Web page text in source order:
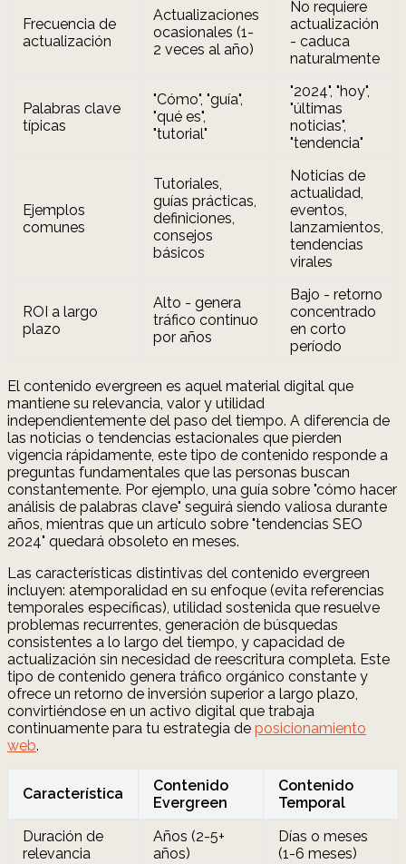
Frecuencia de
actualización
Actualizaciones
ocasionales (1-
2 veces al año)
No requiere
actualización
- caduca
naturalmente
Palabras clave
típicas
"Cómo", "guía",
"qué es",
"tutorial"
"2024", "hoy",
"últimas
noticias",
"tendencia"
Ejemplos
comunes
Tutoriales,
guías prácticas,
definiciones,
consejos
básicos
Noticias de
actualidad,
eventos,
lanzamientos,
tendencias
virales
ROI a largo
plazo
Alto - genera
tráfico continuo
por años
Bajo - retorno
concentrado
en corto
período
El contenido evergreen es aquel material digital que
mantiene su relevancia, valor y utilidad
independientemente del paso del tiempo. A diferencia de
las noticias o tendencias estacionales que pierden
vigencia rápidamente, este tipo de contenido responde a
preguntas fundamentales que las personas buscan
constantemente. Por ejemplo, una guía sobre "cómo hacer
análisis de palabras clave" seguirá siendo valiosa durante
años, mientras que un artículo sobre "tendencias SEO
2024" quedará obsoleto en meses.
Las características distintivas del contenido evergreen
incluyen: atemporalidad en su enfoque (evita referencias
temporales específicas), utilidad sostenida que resuelve
problemas recurrentes, generación de búsquedas
consistentes a lo largo del tiempo, y capacidad de
actualización sin necesidad de reescritura completa. Este
tipo de contenido genera tráfico orgánico constante y
ofrece un retorno de inversión superior a largo plazo,
convirtiéndose en un activo digital que trabaja
continuamente para tu estrategia de posicionamiento
web.
Característica
Contenido
Evergreen
Contenido
Temporal
Duración de
relevancia
Años (2-5+
años)
Días o meses
(1-6 meses)